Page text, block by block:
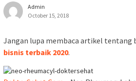
Admin
October 15, 2018
Jangan lupa membaca artikel tentang
bisnis terbaik 2020.